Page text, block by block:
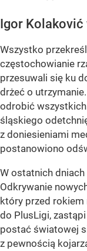
Igor Kolaković
Wszystko
częstochowianie
przesuwali się ku
drżeć o utrzymanie.
odrobić
śląskiego
z doniesieniami
postanowiono
W ostatnich
Odkrywanie
który przed rokiem
do PlusLigi,
postać światowej
z pewnością